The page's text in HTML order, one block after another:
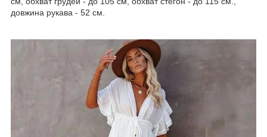
довжина рукава - 52 см.